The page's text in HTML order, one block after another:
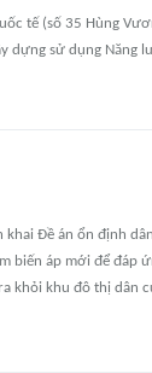
tế (số 35 Hùng
dựng sử dụng Năng
Đề án ổn định
biến áp mới để đáp
khỏi khu đô thị dân